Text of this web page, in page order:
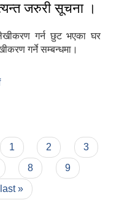
जरुरी सूचना ।
गर्न छुट भएका घर
गर्ने सम्बन्धमा।
1 2
3
8
9
last »